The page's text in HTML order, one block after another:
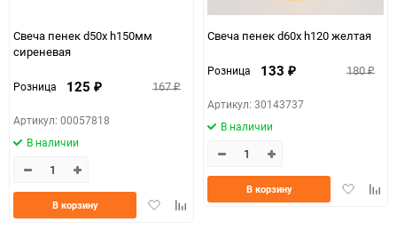
Свеча пенек d50х h150мм
сиреневая
Розница 125 ₽ 167₽
Артикул: 00057818
В наличии
ДобавитьДобавить
В корзину
Свеча пенек d60х h120 желтая
Розница 133 ₽ 180₽
Артикул: 30143737
В наличии
Добавить
В корзину